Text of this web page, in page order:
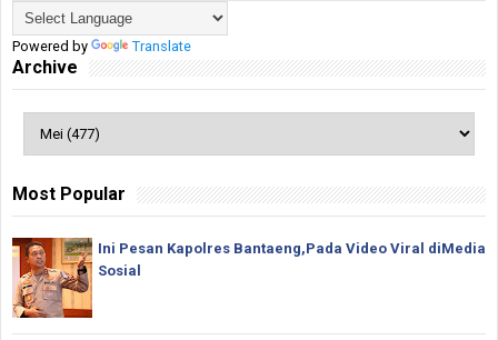
Powered by Translate
Archive
Most Popular
Ini Pesan Kapolres Bantaeng,Pada Video Viral diMedia
Sosial